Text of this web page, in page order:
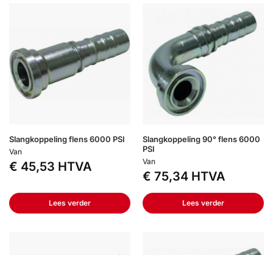
Slangkoppeling flens 6000 PSI
Van
€ 45,53 HTVA
Lees verder
Slangkoppeling 90° flens 6000
PSI
Van
€ 75,34 HTVA
Lees verder